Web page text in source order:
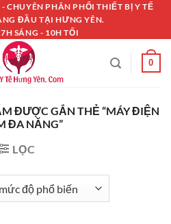
CHUYÊN PHÂN PHỐI THIẾT BỊ Y TẾ
ĐẦU TẠI HƯNG YÊN.
SÁNG - 10H TỐI
0
ĐƯỢC GẮN THẺ “MÁY ĐIỆN
ĐA NĂNG”
LỌC